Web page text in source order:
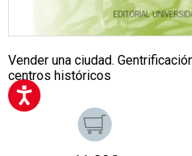
Vender una ciudad.
centros históricos